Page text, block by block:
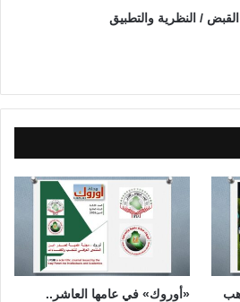
القبض / النظرية والتطبيق
«أوروك» في عامها العاشر..